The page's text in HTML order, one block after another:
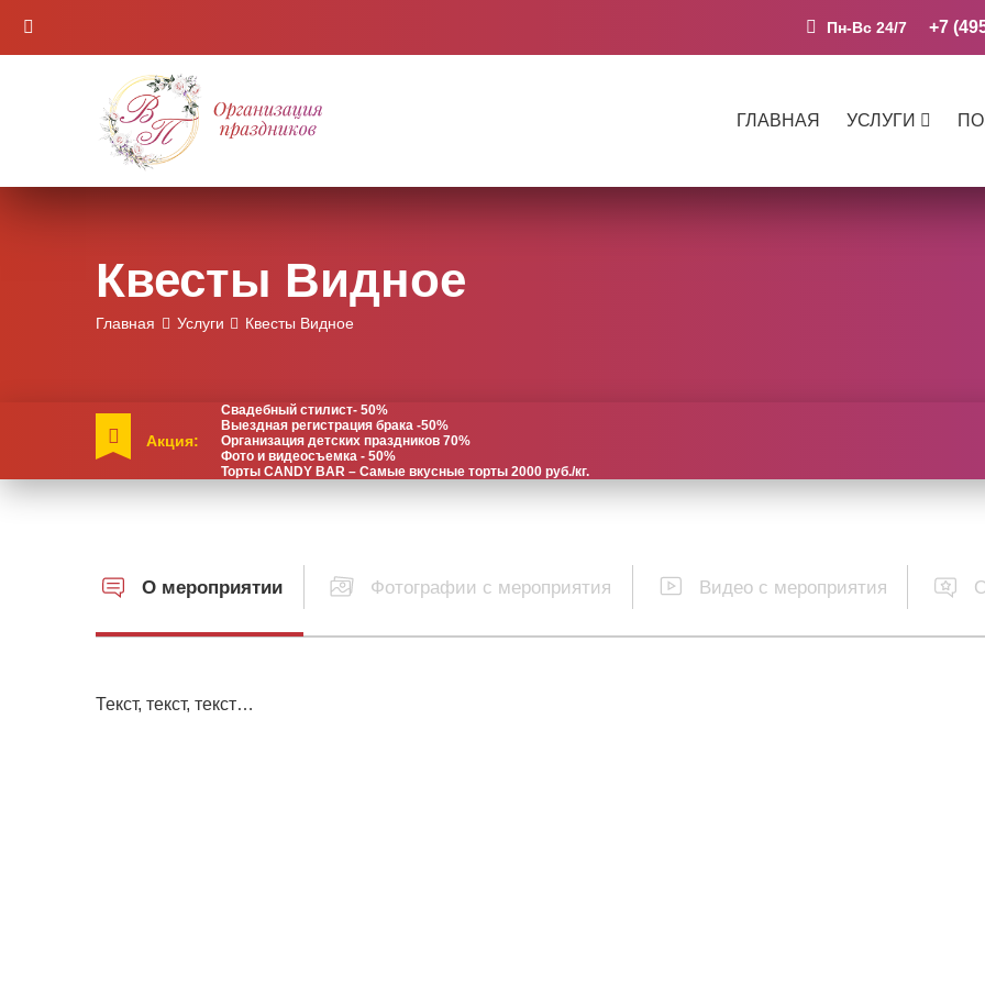
Пн-Вс 24/7 +7
ГЛАВНАЯ УСЛУГИ
Квесты Видное
Главная Услуги Квесты Видное
Акция:
Свадебный стилист- 50%
Выездная регистрация брака -50%
Организация детских праздников 70%
Фото и видеосъемка - 50%
Торты CANDY BAR – Самые вкусные торты 2000 руб./кг.
О мероприятии Фотографии с мероприятия Видео с мероприятия
Текст, текст, текст…